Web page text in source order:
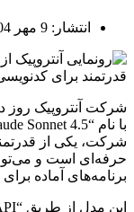
انتشار: 9 مهر 1404
شرکت آنتروپیک
شرکت، یکی از
حرفه‌ای است و
برنامه‌های آماده